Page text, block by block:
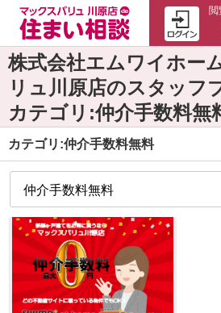
閲
株式会社エムワイホ
リュ川原店のスタッフ
カテゴリ:仲介手数料無
カテゴリ:仲介手数料無料